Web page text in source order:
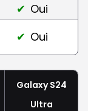
Oui
Oui
Galaxy S24
Ultra